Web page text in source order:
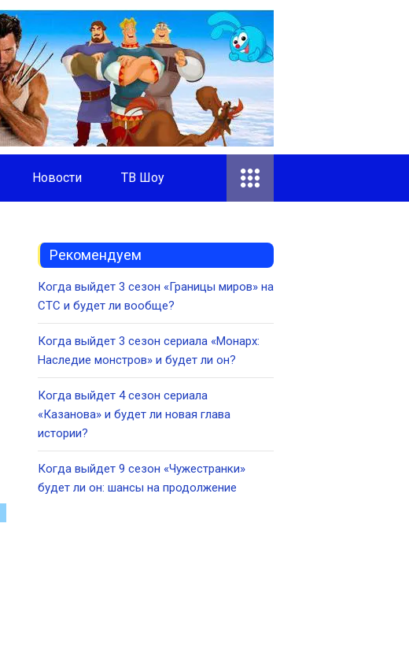
Новости ТВ Шоу
Рекомендуем
Когда выйдет 3 сезон «Границы миров» на
СТС и будет ли вообще?
Когда выйдет 3 сезон сериала «Монарх:
Наследие монстров» и будет ли он?
Когда выйдет 4 сезон сериала
«Казанова» и будет ли новая глава
истории?
Когда выйдет 9 сезон «Чужестранки»
будет ли он: шансы на продолжение